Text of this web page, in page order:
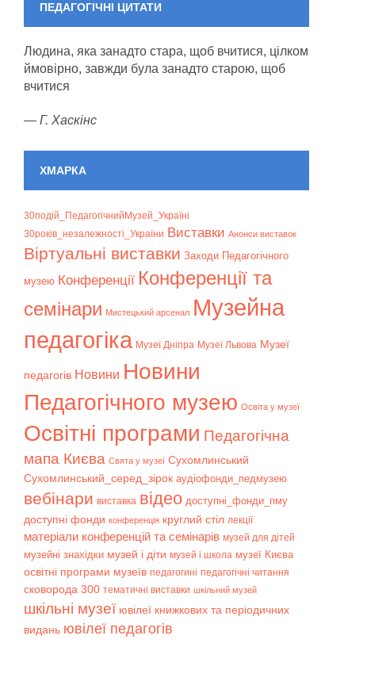
ПЕДАГОГІЧНІ ЦИТАТИ
Людина, яка занадто стара, щоб вчитися, цілком
ймовірно, завжди була занадто старою, щоб
вчитися
— Г. Хаскінс
ХМАРКА
30подій_ПедагогічнийМузей_Україні
30років_незалежності_України Bиставки Анонси виставок
Віртуальні виставки Заходи Педагогічного
музею Конференції Конференції та
семінари Мистецький арсенал Музейна
педагогіка Музеї Дніпра Музеї Львова Музеї
педагогів Новини Новини
Педагогічного музею Освіта у музеї
Освітні програми Педагогічна
мапа Києва Свята у музеї Сухомлинський
Сухомлинський_серед_зірок аудіофонди_педмузею
вебінари виставка відео доступні_фонди_пму
доступні фонди конференція круглий стіл лекції
матеріали конференцій та семінарів музей для дітей
музейні знахідки музей і діти музей і школа музеї Києва
освітні програми музеїв педагогині педагогічні читання
сковорода 300 тематичні виставки шкільний музей
шкільні музеї ювілеї книжкових та періодичних
видань ювілеї педагогів